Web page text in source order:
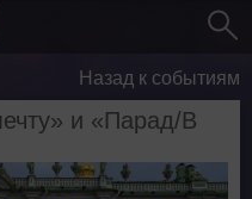
Назад к событиям
и «Парад/В